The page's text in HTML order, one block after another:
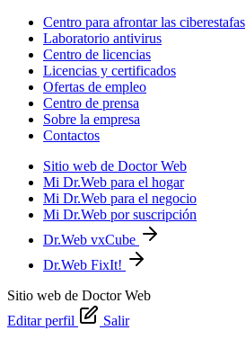
Centro para afrontar las ciberestafas
Laboratorio antivirus
Centro de licencias
Licencias y certificados
Ofertas de empleo
Centro de prensa
Sobre la empresa
Contactos
Sitio web de Doctor Web
Mi Dr.Web para el hogar
Mi Dr.Web para el negocio
Mi Dr.Web por suscripción
Dr.Web vxCube
Dr.Web FixIt!
Sitio web de Doctor Web
Editar perfil
Salir